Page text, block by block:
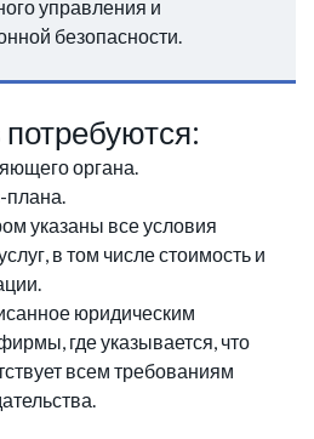
управления и
безопасности.
органа.
плана.
указаны все условия
в том числе стоимость и
юридическим
где указывается, что
всем требованиям